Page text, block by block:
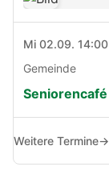
Mi 02.09. 14:00
Gemeinde
Seniorencafé
Weitere Termine→